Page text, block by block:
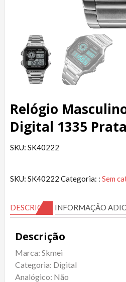
Relógio
Digital 1335 Prata
SKU: SK40222
SKU: SK40222 Categoria: : Sem
DESCRIÇÃO INFORMAÇÃO
Descrição
Marca: Skmei
Categoria: Digital
Analógico: Não